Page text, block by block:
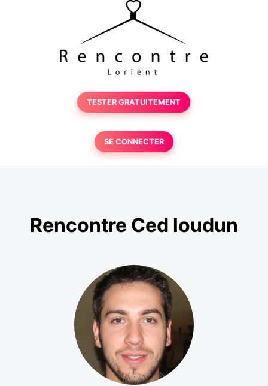
TESTER GRATUITEMENT
SE CONNECTER
Rencontre Ced loudun